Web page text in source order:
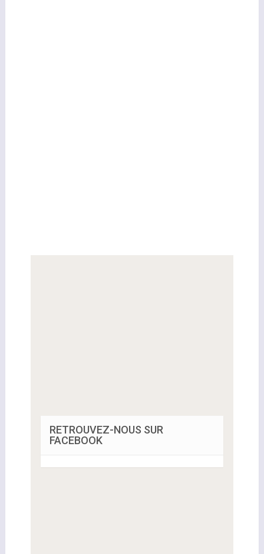
RETROUVEZ-NOUS SUR
FACEBOOK